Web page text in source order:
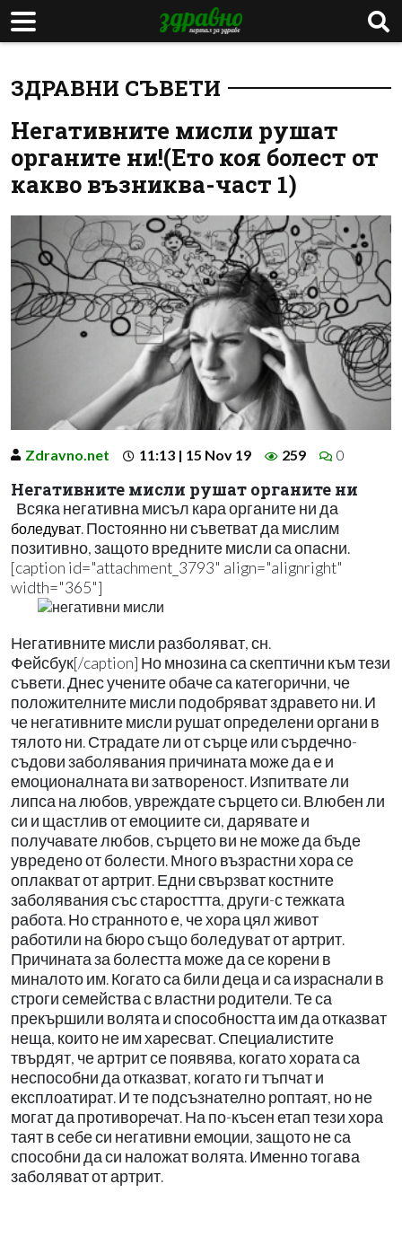
ЗДРАВНИ СЪВЕТИ
Негативните мисли рушат
органите ни!(Ето коя болест от
какво възниква-част 1)
Zdravno.net 11:13 | 15 Nov 19 259 0
Негативните мисли рушат органите ни
Всяка негативна мисъл кара органите ни да
боледуват. Постоянно ни съветват да мислим
позитивно, защото вредните мисли са опасни.
[caption id="attachment_3793" align="alignright"
width="365"]
Негативните мисли разболяват, сн.
Фейсбук[/caption] Но мнозина са скептични към тези
съвети. Днес учените обаче са категорични, че
положителните мисли подобряват здравето ни. И
че негативните мисли рушат определени органи в
тялото ни. Страдате ли от сърце или сърдечно-
съдови заболявания причината може да е и
емоционалната ви затвореност. Изпитвате ли
липса на любов, увреждате сърцето си. Влюбен ли
си и щастлив от емоциите си, дарявате и
получавате любов, сърцето ви не може да бъде
увредено от болести. Много възрастни хора се
оплакват от артрит. Едни свързват костните
заболявания със старосттта, други-с тежката
работа. Но странното е, че хора цял живот
работили на бюро също боледуват от артрит.
Причината за болестта може да се корени в
миналото им. Когато са били деца и са израснали в
строги семейства с властни родители. Те са
прекършили волята и способността им да отказват
неща, които не им харесват. Специалистите
твърдят, че артрит се появява, когато хората са
неспособни да отказват, когато ги тъпчат и
експлоатират. И те подсъзнателно роптаят, но не
могат да противоречат. На по-късен етап тези хора
таят в себе си негативни емоции, защото не са
способни да си наложат волята. Именно тогава
заболяват от артрит.